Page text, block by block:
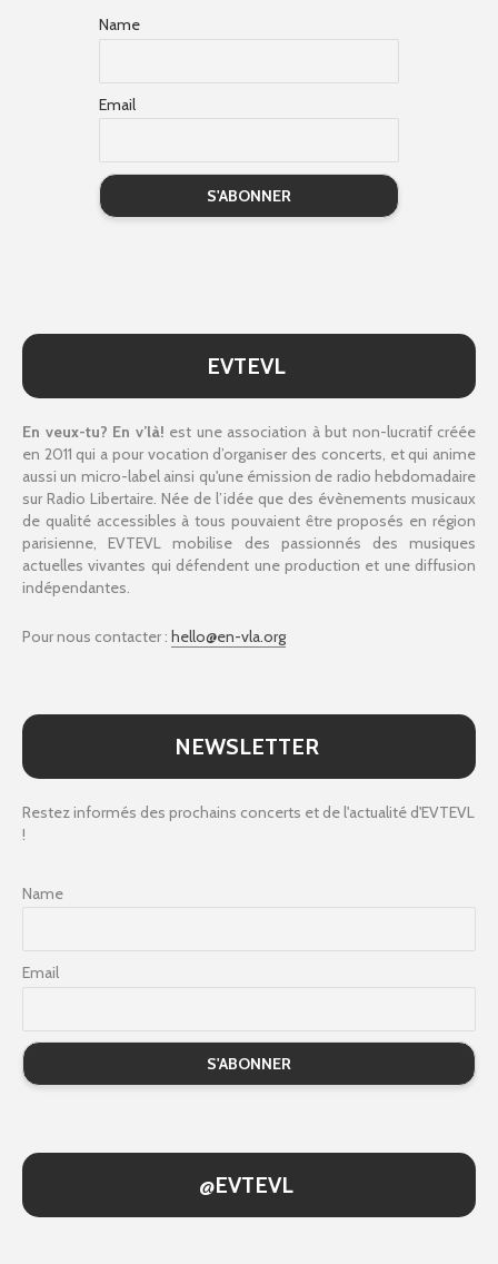
Name
Email
EVTEVL
En veux-tu? En v’là! est une association à but non-lucratif créée
en 2011 qui a pour vocation d’organiser des concerts, et qui anime
aussi un micro-label ainsi qu'une émission de radio hebdomadaire
sur Radio Libertaire. Née de l’idée que des évènements musicaux
de qualité accessibles à tous pouvaient être proposés en région
parisienne, EVTEVL mobilise des passionnés des musiques
actuelles vivantes qui défendent une production et une diffusion
indépendantes.
Pour nous contacter : hello@en-vla.org
NEWSLETTER
Restez informés des prochains concerts et de l'actualité d'EVTEVL
!
Name
Email
@EVTEVL